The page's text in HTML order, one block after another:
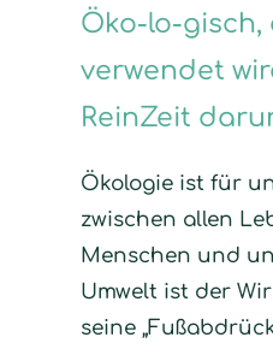
Öko-lo-
verwendet
ReinZeit
Ökologie ist für
zwischen allen
Menschen und
Umwelt ist der
seine